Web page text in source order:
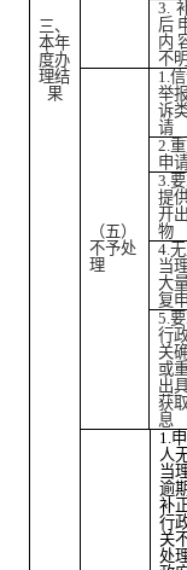
三、
本年
度办
理结
果
3.
后
内
不
（五）
不予处
理
1.
举
诉
请
2.
申
3.
提
开
物
4.
当
大
复
5.
行
关
或
出
获
息
1.
人
当
逾
补
行
关
处